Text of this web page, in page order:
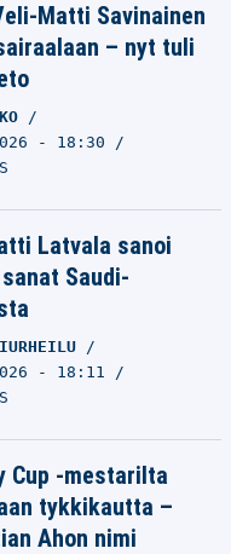
Matti Savinainen
– nyt tuli
- 18:30
Latvala sanoi
Saudi-
- 18:11
Cup -mestarilta
tykkikautta –
Ahon nimi